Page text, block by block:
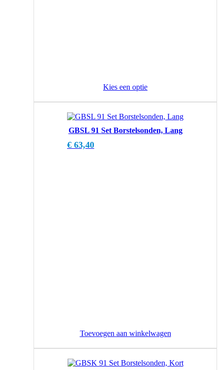
Kies een optie
GBSL 91 Set Borstelsonden, Lang
€ 63,40
Toevoegen aan winkelwagen